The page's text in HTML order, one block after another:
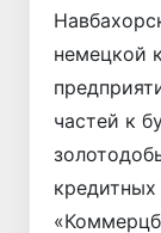
немецкой
частей к